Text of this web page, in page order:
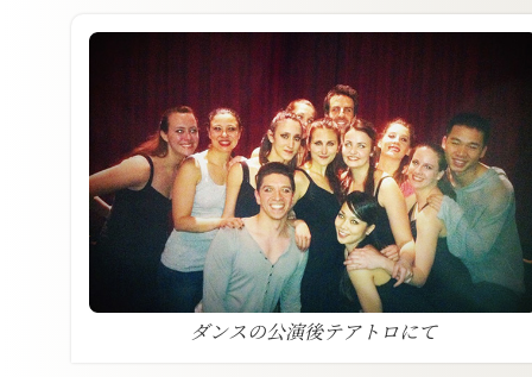
ダンスの公演後テアトロにて